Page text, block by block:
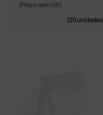
(Preço sem IVA)
120 unidades